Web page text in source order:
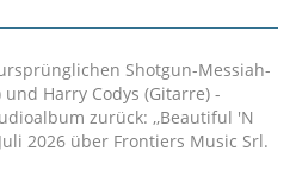
Shotgun-Messiah-
und Harry Codys (Gitarre) -
zurück: ,,Beautiful 'N
2026 über Frontiers Music Srl.